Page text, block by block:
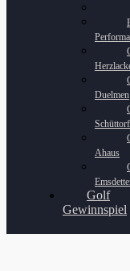
Duelmen
Schüttorf
Ahaus
Golf
Gewinnspiel